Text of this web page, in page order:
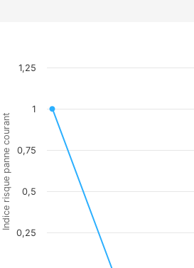
Indice risque panne courant
0,25
0,5
0,75
1
1,25